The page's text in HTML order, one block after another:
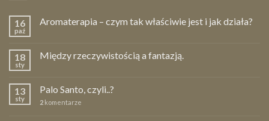
16
paź
Aromaterapia – czym tak właściwie jest i jak działa?
18
sty
Między rzeczywistością a fantazją.
13
sty
Palo Santo, czyli..?
2 komentarze